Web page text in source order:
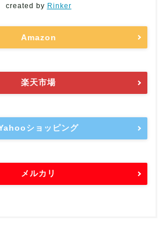
created by Rinker
Amazon
楽天市場
ショッピング
メルカリ